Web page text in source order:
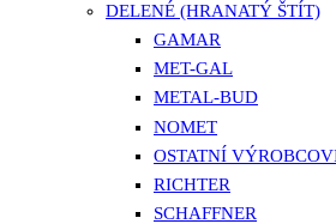
DELENÉ (HRANATÝ ŠTÍT)
GAMAR
MET-GAL
METAL-BUD
NOMET
OSTATNÍ
RICHTER
SCHAFFNER